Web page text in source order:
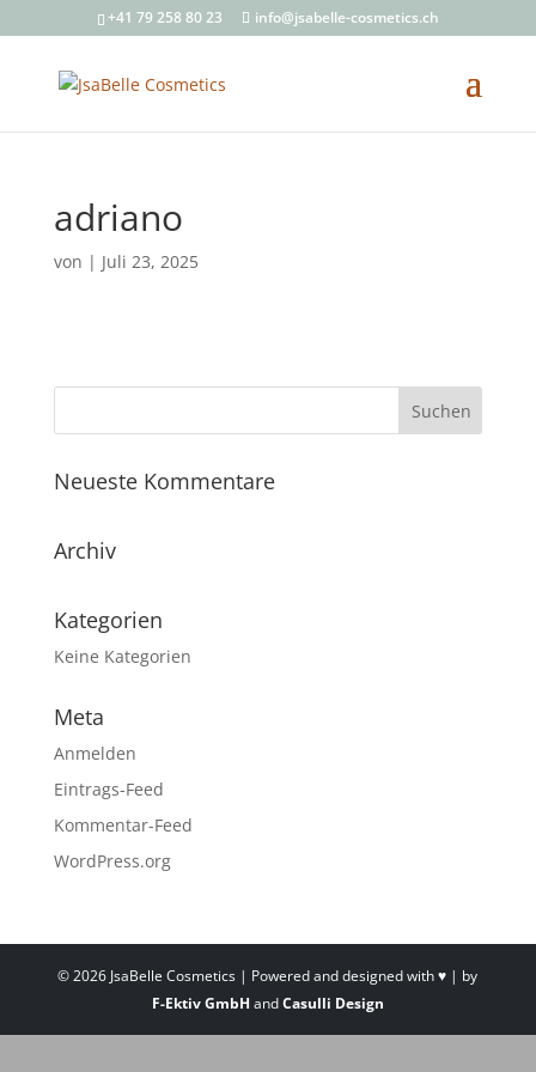
+41 79 258 80 23 info@jsabelle-cosmetics.ch
adriano
von | Juli 23, 2025
Neueste Kommentare
Archiv
Kategorien
Keine Kategorien
Meta
Anmelden
Eintrags-Feed
Kommentar-Feed
WordPress.org
© 2026 JsaBelle Cosmetics | Powered and designed with ♥ | by
F-Ektiv GmbH andCasulli Design